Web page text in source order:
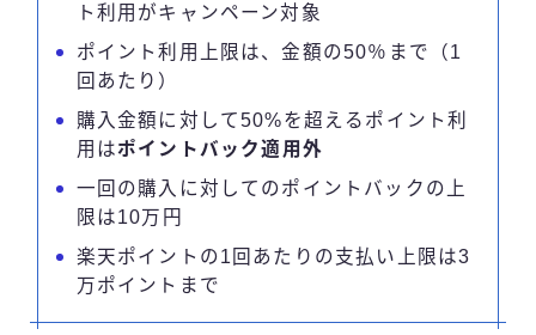
ト利用がキャンペーン対象
ポイント利用上限は、金額の50％まで（1
回あたり）
購入金額に対して50%を超えるポイント利
用はポイントバック適用外
一回の購入に対してのポイントバックの上
限は10万円
楽天ポイントの1回あたりの支払い上限は3
万ポイントまで